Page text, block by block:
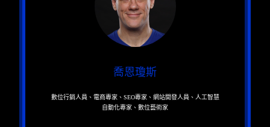
喬恩瓊斯
數位行銷人員、電商專家、SEO專家、網站開發人員、人工智慧
自動化專家、數位藝術家